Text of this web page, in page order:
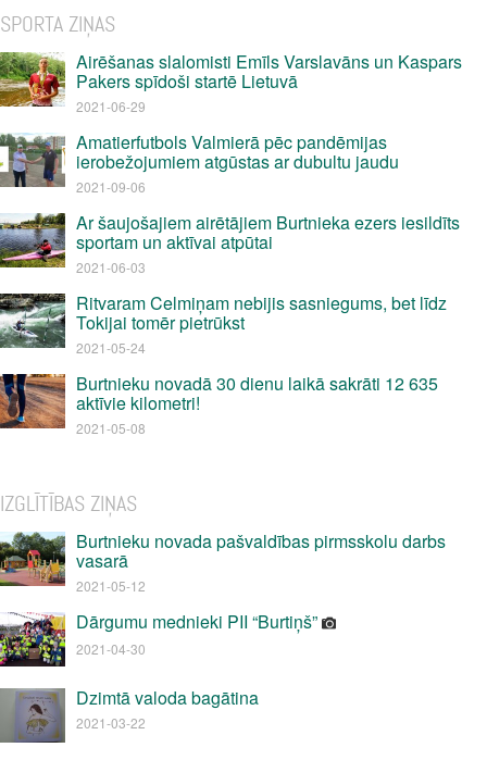
SPORTA ZIŅAS
Airēšanas slalomisti Emīls Varslavāns un Kaspars
Pakers spīdoši startē Lietuvā
2021-06-29
Amatierfutbols Valmierā pēc pandēmijas
ierobežojumiem atgūstas ar dubultu jaudu
2021-09-06
Ar šaujošajiem airētājiem Burtnieka ezers iesildīts
sportam un aktīvai atpūtai
2021-06-03
Ritvaram Celmiņam nebijis sasniegums, bet līdz
Tokijai tomēr pietrūkst
2021-05-24
Burtnieku novadā 30 dienu laikā sakrāti 12 635
aktīvie kilometri!
2021-05-08
IZGLĪTĪBAS ZIŅAS
Burtnieku novada pašvaldības pirmsskolu darbs
vasarā
2021-05-12
Dārgumu mednieki PII “Burtiņš”
2021-04-30
Dzimtā valoda bagātina
2021-03-22